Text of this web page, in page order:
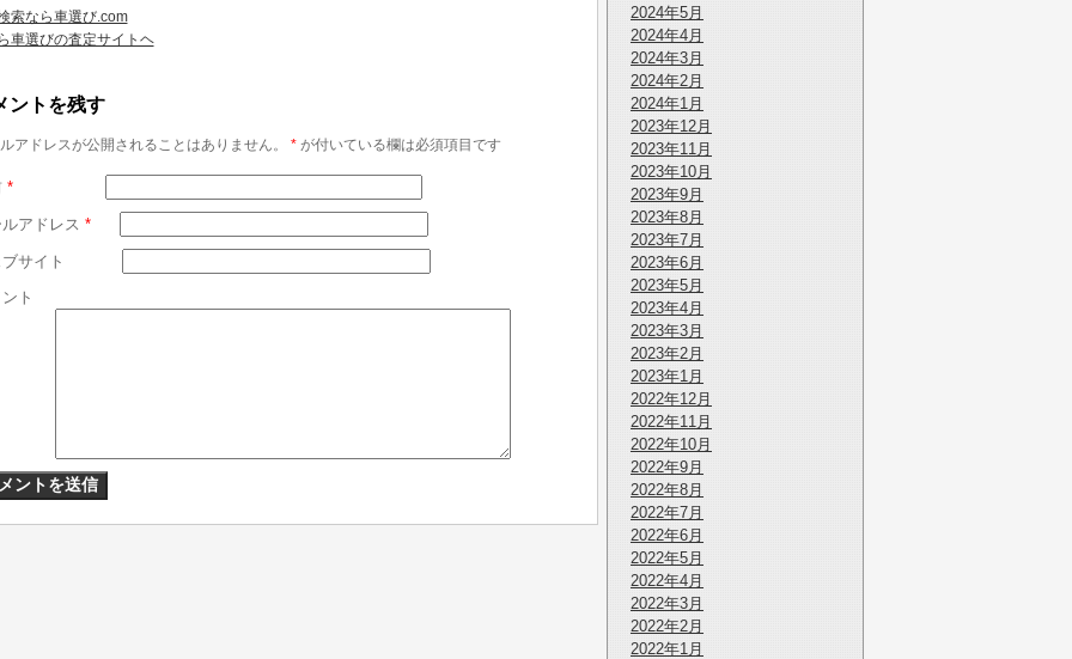
2024年5月
2024年4月
2024年3月
2024年2月
2024年1月
2023年12月
2023年11月
2023年10月
2023年9月
2023年8月
2023年7月
2023年6月
2023年5月
2023年4月
2023年3月
2023年2月
2023年1月
2022年12月
2022年11月
2022年10月
2022年9月
2022年8月
2022年7月
2022年6月
2022年5月
2022年4月
2022年3月
2022年2月
2022年1月
索なら車選び.com
車選びの査定サイトヘ
ントを残す
アドレスが公開されることはありません。 *が付いている欄は必須項目です
*
ルアドレス *
サイト
ト